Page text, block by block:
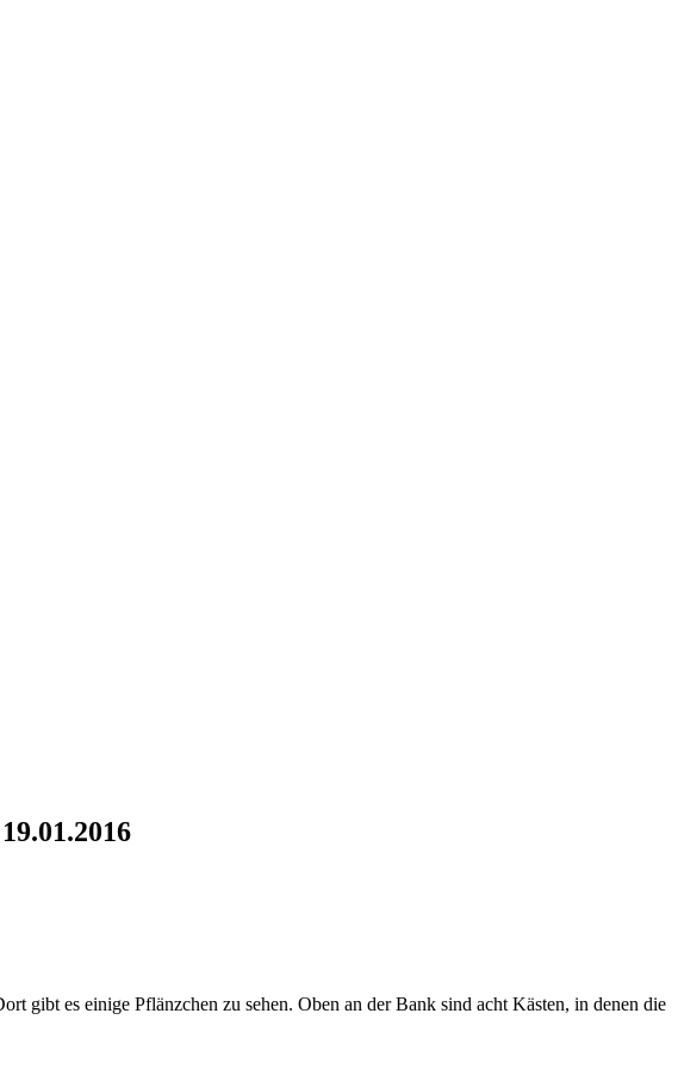
gibt es einige Pflänzchen zu sehen. Oben an der Bank sind acht Kästen, in denen die